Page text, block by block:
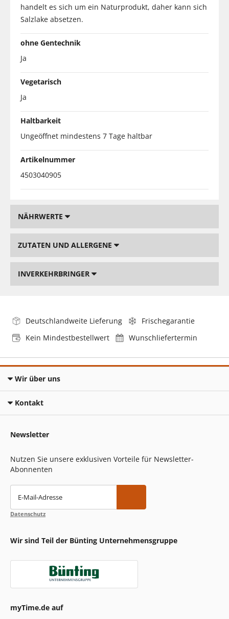
handelt es sich um ein Naturprodukt, daher kann sich
Salzlake absetzen.
ohne Gentechnik
Ja
Vegetarisch
Ja
Haltbarkeit
Ungeöffnet mindestens 7 Tage haltbar
Artikelnummer
4503040905
NÄHRWERTE
ZUTATEN UND ALLERGENE
INVERKEHRBRINGER
Deutschlandweite Lieferung
Frischegarantie
Kein Mindestbestellwert
Wunschliefertermin
Wir über uns
Kontakt
Newsletter
Nutzen Sie unsere exklusiven Vorteile für Newsletter-
Abonnenten
E-Mail-Adresse
Datenschutz
Wir sind Teil der Bünting Unternehmensgruppe
myTime.de auf